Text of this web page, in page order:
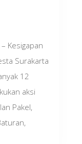
Kesigapan
Surakarta
12
aksi
Pakel,